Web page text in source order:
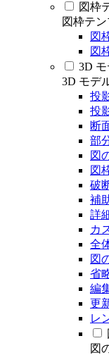
図枠
図枠テン
図
図
3D
3D モデ
投
投
断
部
図
図
破
補
詳
カ
全
図
省
編
更
レ
図